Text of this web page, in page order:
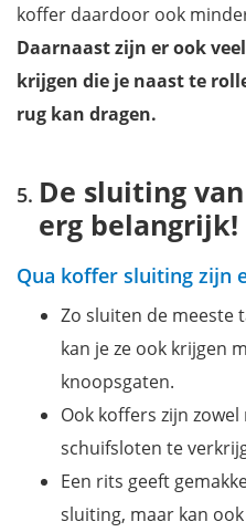
koffer daardoor ook
Daarnaast zijn er ook
krijgen die je naast te
rug kan dragen.
De sluiting
erg belangrijk!
Qua koffer sluiting zijn
Zo sluiten de meeste
kan je ze ook krijgen
knoopsgaten.
Ook koffers zijn
schuifsloten te
Een rits geeft
sluiting, maar kan